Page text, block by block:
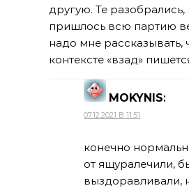
другую. Те
пришлось всю партию
надо мне рассказывать,
контексте «взад»
MOKYNIS:
07.12.2021 В 11:51
конечно
от ящуралечили,
выздоравливали,